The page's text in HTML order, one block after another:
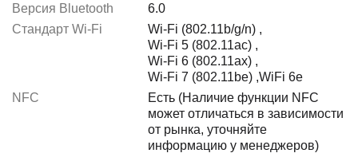
Версия Bluetooth
6.0
Стандарт Wi-Fi
Wi-Fi (802.11b/g/n) ,
Wi-Fi 5 (802.11ac) ,
Wi-Fi 6 (802.11ax) ,
Wi-Fi 7 (802.11be) ,WiFi 6e
NFC
Есть (Наличие функции NFC
может отличаться в зависимости
от рынка, уточняйте
информацию у менеджеров)